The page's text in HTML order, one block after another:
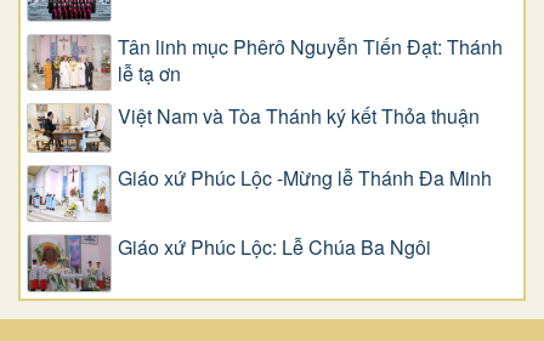
Tân linh mục Phêrô Nguyễn Tiến Đạt: Thánh
lễ tạ ơn
Việt Nam và Tòa Thánh ký kết Thỏa thuận
Giáo xứ Phúc Lộc -Mừng lễ Thánh Đa Minh
Giáo xứ Phúc Lộc: Lễ Chúa Ba Ngôi